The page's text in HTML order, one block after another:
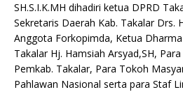
SH.S.I.K.MH dihadiri ketua DPRD
Sekretaris Daerah Kab. Takalar Drs.
Anggota Forkopimda, Ketua
Takalar Hj. Hamsiah Arsyad,SH,
Pemkab. Takalar, Para Tokoh
Pahlawan Nasional serta para Staf